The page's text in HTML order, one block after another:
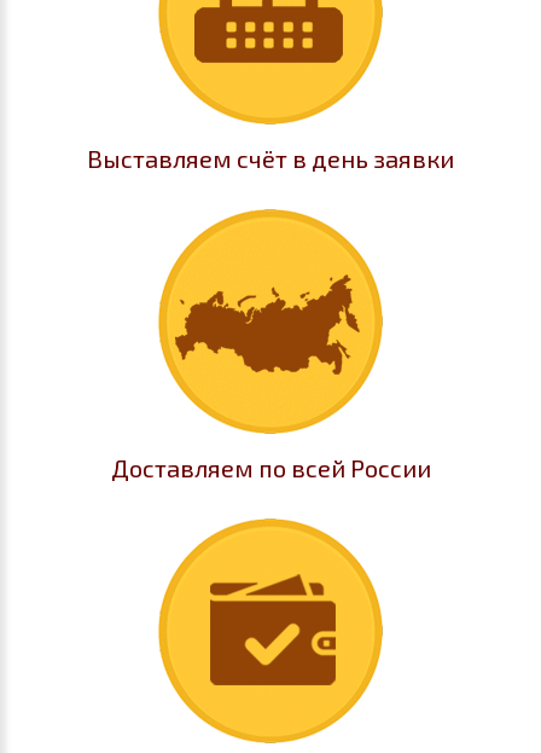
Выставляем счёт в день заявки
Доставляем по всей России